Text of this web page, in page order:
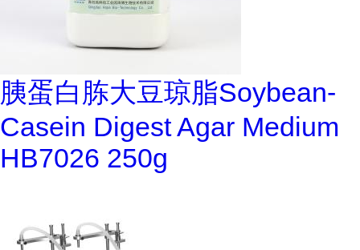
胰蛋白胨大豆琼脂Soybean-
Casein Digest Agar Medium
HB7026 250g